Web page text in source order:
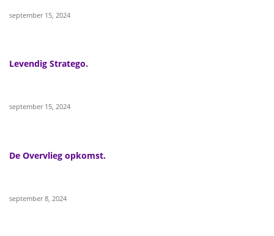
september 15, 2024
Levendig Stratego.
september 15, 2024
De Overvlieg opkomst.
september 8, 2024